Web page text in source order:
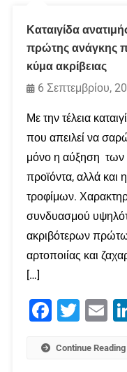
Καταιγίδα
πρώτης ανάγκης
κύμα ακρίβειας
6 Σεπτεμβρίου,
Με την τέλεια
που απειλεί να
μόνο η αύξηση των
προϊόντα, αλλά και
τροφίμων.
συνδυασμού
ακριβότερων
αρτοποιίας και
[…]
Facebook
Twitter
Continue Reading